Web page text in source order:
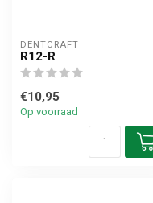
DENTCRAFT
R12-R
€10,95
Op voorraad